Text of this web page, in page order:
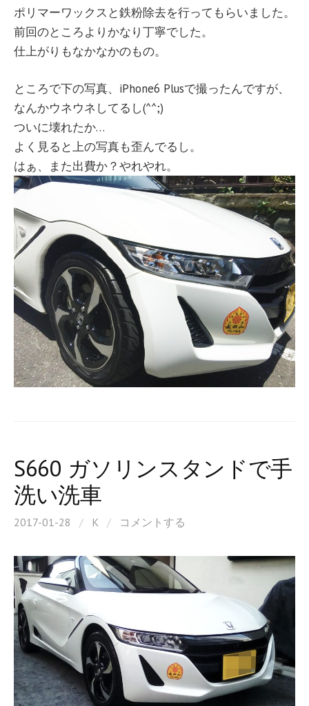
ポリマーワックスと鉄粉除去を行ってもらいました。
前回のところよりかなり丁寧でした。
仕上がりもなかなかのもの。
ところで下の写真、iPhone6 Plusで撮ったんですが、
なんかウネウネしてるし(^^;)
ついに壊れたか…
よく見ると上の写真も歪んでるし。
はぁ、また出費か？やれやれ。
S660 ガソリンスタンドで手
洗い洗車
2017-01-28 / K / コメントする